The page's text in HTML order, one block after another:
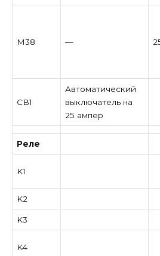
M38 —
CB1
Автоматический
выключатель на
25 ампер
Реле
K1
K2
K3
K4